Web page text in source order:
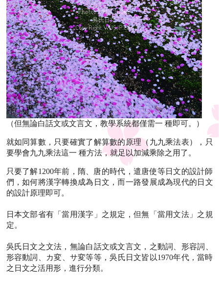
（但無論白話文或文言文，教學系統都僅需一 種即可。）
就如同算數，只要確實了解算數的原理（九九乘法表），只
要學會九九乘法這一 種方法，就足以加減乘除之用了。
只要了解1200年前，隋、唐的時代，遣唐使等日文的設計師
們，如何將漢字轉換成為日文，而一路發展成為現代的日文
的設計原理即可。
日本文部省有「當用漢字」之規定，但無「當用文法」之規
定。
吳氏日文之文法，無論白話文或文言文，之動詞、形容詞、
形容動詞、カ変、サ変等等，吳氏日文皆以1970年代，當時
之日文之活用形，進行分類。